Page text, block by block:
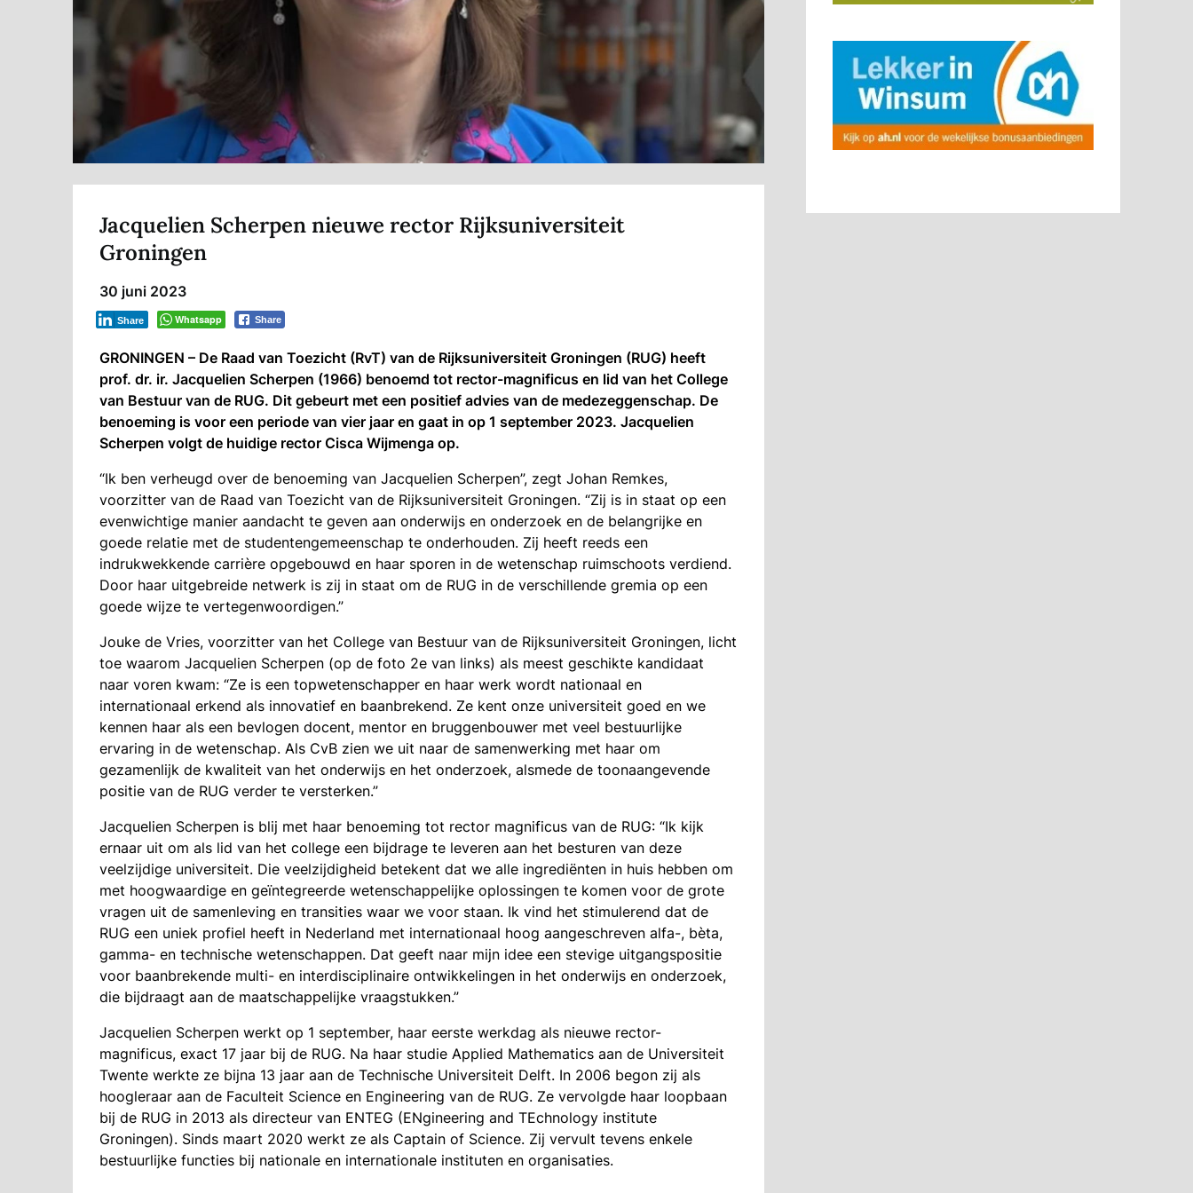
Jacquelien Scherpen nieuwe rector Rijksuniversiteit
Groningen
30 juni 2023
Whatsapp Share
Share
GRONINGEN – De Raad van Toezicht (RvT) van de Rijksuniversiteit Groningen (RUG) heeft
prof. dr. ir. Jacquelien Scherpen (1966) benoemd tot rector-magnificus en lid van het College
van Bestuur van de RUG. Dit gebeurt met een positief advies van de medezeggenschap. De
benoeming is voor een periode van vier jaar en gaat in op 1 september 2023. Jacquelien
Scherpen volgt de huidige rector Cisca Wijmenga op.
“Ik ben verheugd over de benoeming van Jacquelien Scherpen”, zegt Johan Remkes,
voorzitter van de Raad van Toezicht van de Rijksuniversiteit Groningen. “Zij is in staat op een
evenwichtige manier aandacht te geven aan onderwijs en onderzoek en de belangrijke en
goede relatie met de studentengemeenschap te onderhouden. Zij heeft reeds een
indrukwekkende carrière opgebouwd en haar sporen in de wetenschap ruimschoots verdiend.
Door haar uitgebreide netwerk is zij in staat om de RUG in de verschillende gremia op een
goede wijze te vertegenwoordigen.”
Jouke de Vries, voorzitter van het College van Bestuur van de Rijksuniversiteit Groningen, licht
toe waarom Jacquelien Scherpen (op de foto 2e van links) als meest geschikte kandidaat
naar voren kwam: “Ze is een topwetenschapper en haar werk wordt nationaal en
internationaal erkend als innovatief en baanbrekend. Ze kent onze universiteit goed en we
kennen haar als een bevlogen docent, mentor en bruggenbouwer met veel bestuurlijke
ervaring in de wetenschap. Als CvB zien we uit naar de samenwerking met haar om
gezamenlijk de kwaliteit van het onderwijs en het onderzoek, alsmede de toonaangevende
positie van de RUG verder te versterken.”
Jacquelien Scherpen is blij met haar benoeming tot rector magnificus van de RUG: “Ik kijk
ernaar uit om als lid van het college een bijdrage te leveren aan het besturen van deze
veelzijdige universiteit. Die veelzijdigheid betekent dat we alle ingrediënten in huis hebben om
met hoogwaardige en geïntegreerde wetenschappelijke oplossingen te komen voor de grote
vragen uit de samenleving en transities waar we voor staan. Ik vind het stimulerend dat de
RUG een uniek profiel heeft in Nederland met internationaal hoog aangeschreven alfa-, bèta,
gamma- en technische wetenschappen. Dat geeft naar mijn idee een stevige uitgangspositie
voor baanbrekende multi- en interdisciplinaire ontwikkelingen in het onderwijs en onderzoek,
die bijdraagt aan de maatschappelijke vraagstukken.”
Jacquelien Scherpen werkt op 1 september, haar eerste werkdag als nieuwe rector-
magnificus, exact 17 jaar bij de RUG. Na haar studie Applied Mathematics aan de Universiteit
Twente werkte ze bijna 13 jaar aan de Technische Universiteit Delft. In 2006 begon zij als
hoogleraar aan de Faculteit Science en Engineering van de RUG. Ze vervolgde haar loopbaan
bij de RUG in 2013 als directeur van ENTEG (ENgineering and TEchnology institute
Groningen). Sinds maart 2020 werkt ze als Captain of Science. Zij vervult tevens enkele
bestuurlijke functies bij nationale en internationale instituten en organisaties.